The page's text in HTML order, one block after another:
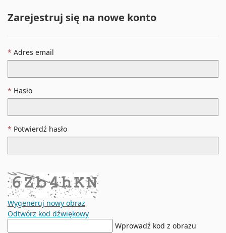
Zarejestruj się na nowe konto
Adres email
Hasło
Potwierdź hasło
Wygeneruj nowy obraz
Odtwórz kod dźwiękowy
Wprowadź kod z obrazu